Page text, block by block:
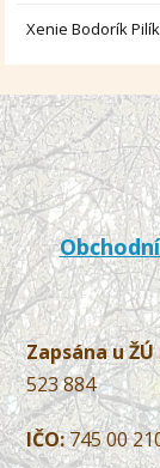
Xenie Bodorík
Zapsána u
523 884
IČO:745 00